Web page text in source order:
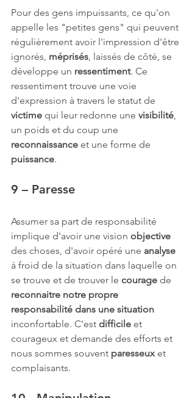
Pour des gens impuissants, ce qu'on
appelle les "petites gens" qui peuvent
régulièrement avoir l'impression d'être
ignorés, méprisés, laissés de côté, se
développe un ressentiment. Ce
ressentiment trouve une voie
d'expression à travers le statut de
victime qui leur redonne une visibilité,
un poids et du coup une
reconnaissance et une forme de
puissance.
9 – Paresse
Assumer sa part de responsabilité
implique d'avoir une vision objective
des choses, d'avoir opéré une analyse
à froid de la situation dans laquelle on
se trouve et de trouver le courage de
reconnaitre notre propre
responsabilité dans une situation
inconfortable. C'est difficile et
courageux et demande des efforts et
nous sommes souvent paresseux et
complaisants.